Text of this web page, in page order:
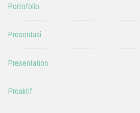
Portofolio
Presentasi
Presentation
Proaktif